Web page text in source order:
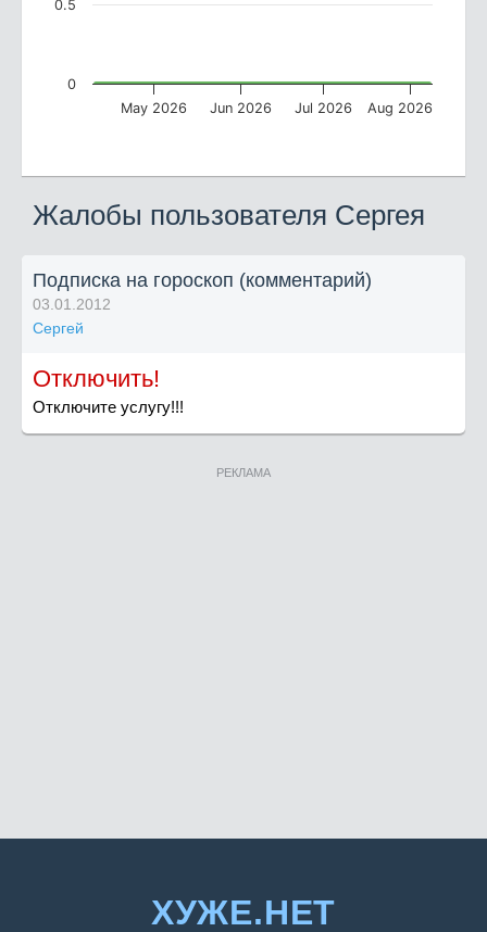
May 2026 Jun 2026 Jul 2026 Aug 2026
0
0.5
Жалобы пользователя Сергея
Подписка на гороскоп (комментарий)
03.01.2012
Сергей
Отключить!
Отключите услугу!!!
РЕКЛАМА
ХУЖЕ.НЕТ